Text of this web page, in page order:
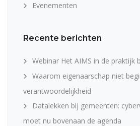
Evenementen
Recente berichten
Webinar Het AIMS in de praktijk
Waarom eigenaarschap niet
verantwoordelijkheid
Datalekken bij gemeenten:
moet nu bovenaan de agenda